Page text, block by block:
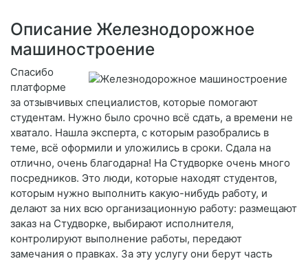
Описание Железнодорожное
машиностроение
Спасибо
платформе
за отзывчивых специалистов, которые помогают
студентам. Нужно было срочно всё сдать, а времени не
хватало. Нашла эксперта, с которым разобрались в
теме, всё оформили и уложились в сроки. Сдала на
отлично, очень благодарна! На Студворке очень много
посредников. Это люди, которые находят студентов,
которым нужно выполнить какую-нибудь работу, и
делают за них всю организационную работу: размещают
заказ на Студворке, выбирают исполнителя,
контролируют выполнение работы, передают
замечания о правках. За эту услугу они берут часть